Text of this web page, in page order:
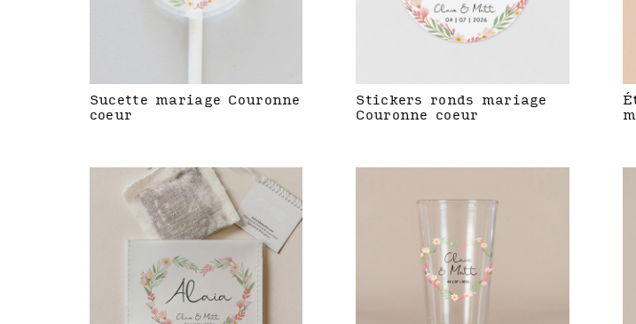
Sucette mariage Couronne
coeur
Stickers ronds mariage
Couronne coeur